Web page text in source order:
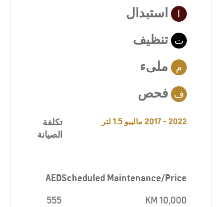
ا استبدال
ت تنظيف
م ملىء
ف فحص
2022 - 2017 ماليبو 1.5 لتر
تكلفة
الصيانة
Scheduled Maintenance/Price
AED
10,000 KM
555